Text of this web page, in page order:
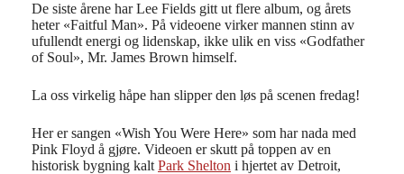
De siste årene har Lee Fields gitt ut flere album, og årets
heter «Faitful Man». På videoene virker mannen stinn av
ufullendt energi og lidenskap, ikke ulik en viss «Godfather
of Soul», Mr. James Brown himself.
La oss virkelig håpe han slipper den løs på scenen fredag!
Her er sangen «Wish You Were Here» som har nada med
Pink Floyd å gjøre. Videoen er skutt på toppen av en
historisk bygning kalt Park Shelton i hjertet av Detroit,